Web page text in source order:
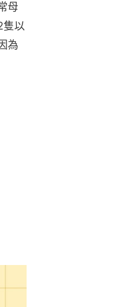
母
隻以
為